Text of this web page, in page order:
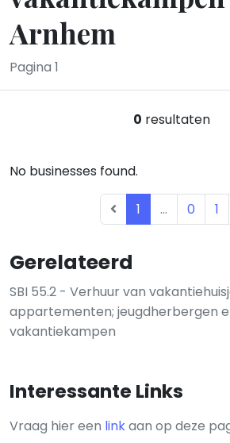
Arnhem
Pagina 1
Gerelateerd
SBI 55.2 - Verhuur van
appartementen; jeugdherbergen
vakantiekampen
Interessante Links
Vraag hier een linkaan op deze
0 resultaten
No businesses found.
1 ... 0 1